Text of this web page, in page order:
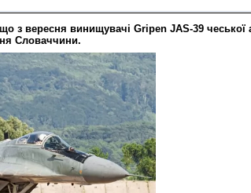
з вересня винищувачі Gripen JAS-39 чеської
Словаччини.